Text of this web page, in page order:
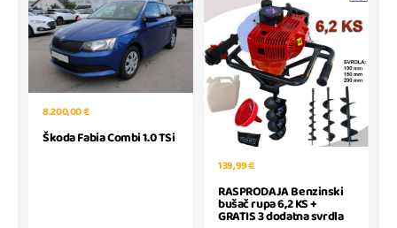
8.200,00 €
Škoda Fabia Combi 1.0 TSi
139,99 €
RASPRODAJA Benzinski
bušač rupa 6,2 KS +
GRATIS 3 dodatna svrdla